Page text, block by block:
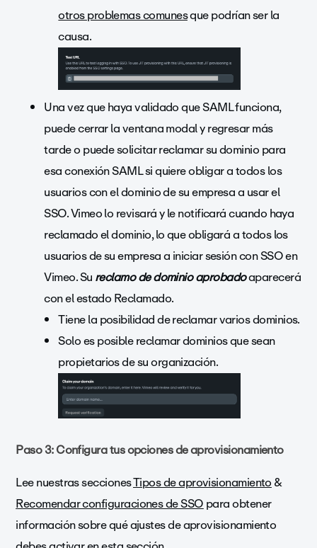
otros problemas comunesque podrían ser la
causa.
Una vez que haya validado que SAML funciona,
puede cerrar la ventana modal y regresar más
tarde o puede solicitar reclamar su dominio para
esa conexión SAML si quiere obligar a todos los
usuarios con el dominio de su empresa a usar el
SSO. Vimeo lo revisará y le notificará cuando haya
reclamado el dominio, lo que obligará a todos los
usuarios de su empresa a iniciar sesión con SSO en
Vimeo. Sureclamo de dominio aprobadoaparecerá
con el estado Reclamado.
Tiene la posibilidad de reclamar varios dominios.
Solo es posible reclamar dominios que sean
propietarios de su organización.
Paso 3: Configura tus opciones de aprovisionamiento
Lee nuestras seccionesTipos de aprovisionamiento&
Recomendar configuraciones de SSOpara obtener
información sobre qué ajustes de aprovisionamiento